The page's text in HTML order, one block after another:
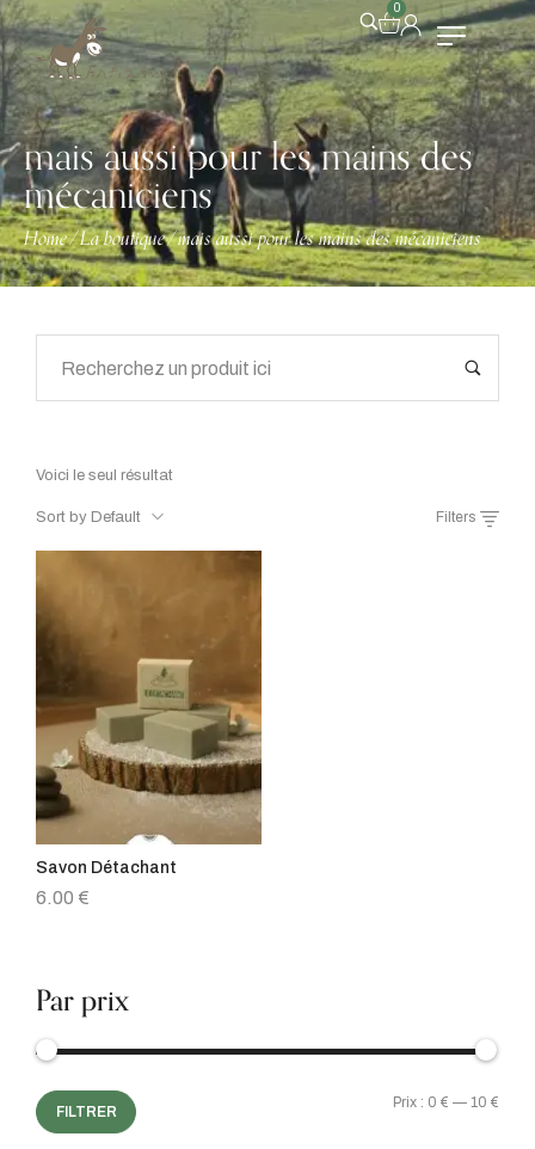
0
mais aussi pour les mains des
mécaniciens
Home/La boutique/mais aussi pour les mains des mécaniciens
Par prix
FILTRER
Prix : 0 € — 10 €
Voici le seul résultat
Sort by Default Filters
Savon Détachant
6.00 €